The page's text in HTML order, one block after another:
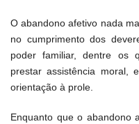
O abandono afetivo nada
no cumprimento dos
poder familiar, dentre os
prestar assistência moral,
orientação à prole.
Enquanto que o abandono